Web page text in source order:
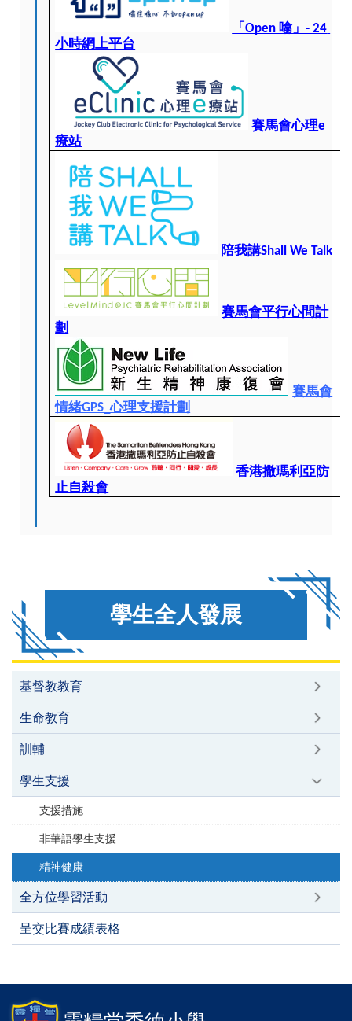
「Open 噏」- 24
小時網上平台
賽馬會心理e
療站
陪我講Shall We Talk
賽馬會平行心間計
劃
賽馬會
情緒GPS_心理支援計劃
香港撒瑪利亞防
止自殺會
學生全人發展
基督教教育
生命教育
訓輔
學生支援
支援措施
非華語學生支援
精神健康
全方位學習活動
呈交比賽成績表格